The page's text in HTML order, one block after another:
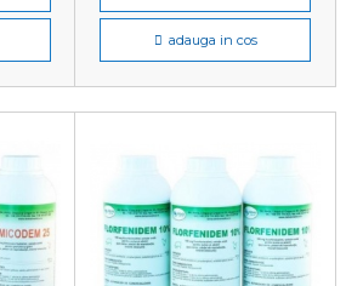
adauga in cos